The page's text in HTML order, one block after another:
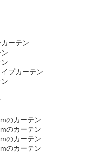
ーテン
プカーテン
のカーテン
のカーテン
のカーテン
のカーテン